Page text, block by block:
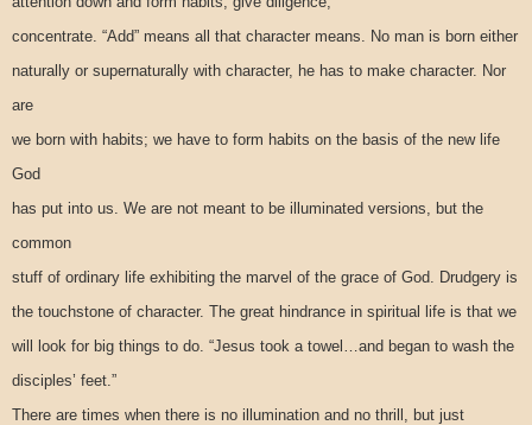
concentrate. “Add” means all that character means. No man is born either
naturally or supernaturally with character, he has to make character. Nor
are
we born with habits; we have to form habits on the basis of the new life
God
has put into us. We are not meant to be illuminated versions, but the
common
stuff of ordinary life exhibiting the marvel of the grace of God. Drudgery is
the touchstone of character. The great hindrance in spiritual life is that we
will look for big things to do. “Jesus took a towel…and began to wash the
disciples’ feet.”
There are times when there is no illumination and no thrill, but just